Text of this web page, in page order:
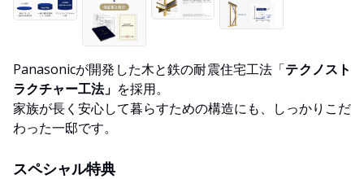
Panasonicが開発した木と鉄の耐震住宅工法「テクノスト
ラクチャー工法」 を採用。
家族が長く安心して暮らすための構造にも、しっかりこだ
わった一邸です。
スペシャル特典